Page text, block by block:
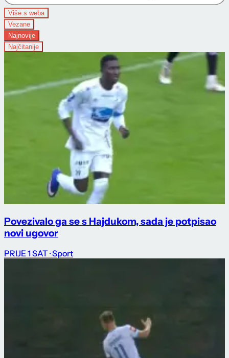
Više s weba
Vezane
Najnovije
Najčitanije
Povezivalo ga se s Hajdukom, sada je potpisao
novi ugovor
PRIJE 1 SAT · Sport